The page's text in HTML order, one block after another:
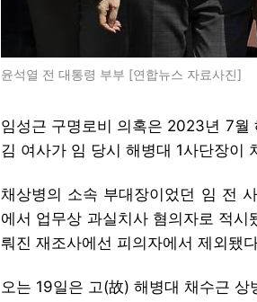
윤석열 전 대통령 부부 [연합뉴스 자료사진]
임성근 구명로비 의혹은 2023년 7월
김 여사가 임 당시 해병대 1사단장이
채상병의 소속 부대장이었던 임 전
에서 업무상 과실치사 혐의자로 적
뤄진 재조사에선 피의자에서 제외됐
오는 19일은 고(故) 해병대 채수근 상